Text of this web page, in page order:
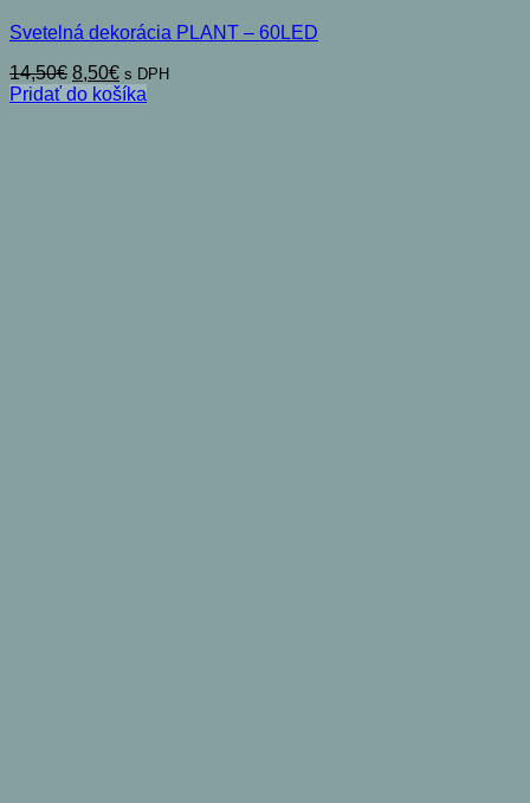
Svetelná dekorácia PLANT – 60LED
14,50€ Pôvodná
cena
8,50€Aktuálna
cena
s DPH
Pridať do košíka